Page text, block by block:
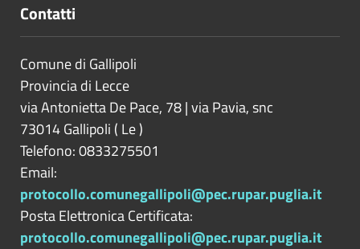
Contatti
Comune di Gallipoli
Provincia di Lecce
via Antonietta De Pace, 78 | via Pavia, snc
73014Gallipoli ( Le)
Telefono: 0833275501
Email:
protocollo.comunegallipoli@pec.rupar.puglia.it
Posta Elettronica Certificata:
protocollo.comunegallipoli@pec.rupar.puglia.it